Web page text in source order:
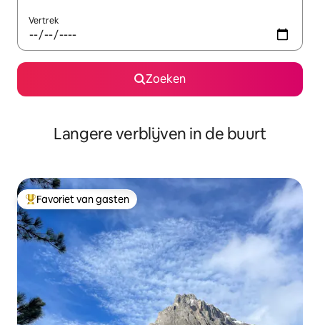
Vertrek
Zoeken
Langere verblijven in de buurt
Topfavoriet van gasten
Favoriet van gasten